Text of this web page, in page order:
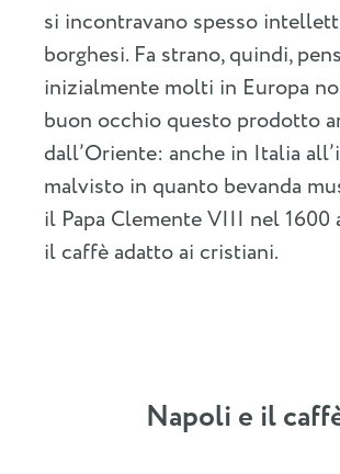
si incontravano spesso
borghesi. Fa strano, quindi,
inizialmente molti in Europa
buon occhio questo prodotto
dall’Oriente: anche in Italia
malvisto in quanto bevanda
il Papa Clemente VIII nel 1600
il caffè adatto ai cristiani.
Napoli e il